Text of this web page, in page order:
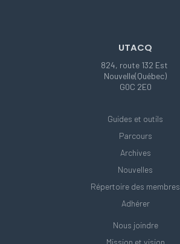
UTACQ
824, route 132 Est
Nouvelle(Québec)
G0C 2E0
Guides et outils
Parcours
Archives
Nouvelles
Répertoire des membres
Adhérer
Nous joindre
Mission et vision